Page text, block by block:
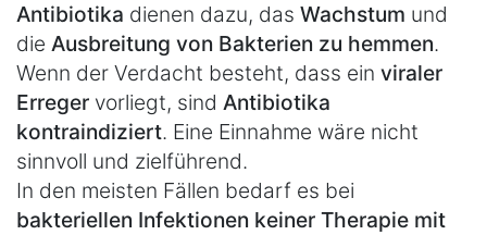
Antibiotika dienen dazu, das Wachstum und
die Ausbreitung von Bakterien zu hemmen.
Wenn der Verdacht besteht, dass ein viraler
Erreger vorliegt, sind Antibiotika
kontraindiziert. Eine Einnahme wäre nicht
sinnvoll und zielführend.
In den meisten Fällen bedarf es bei
bakteriellen Infektionen keiner Therapie mit